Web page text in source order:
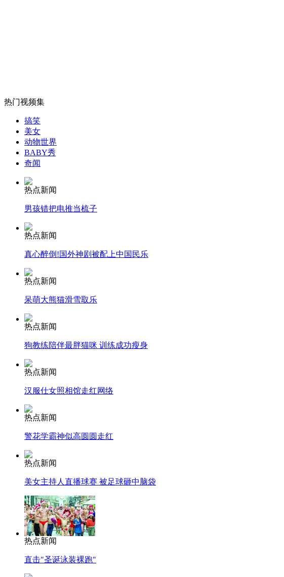
山西运城恶犬咬伤多人 警民合力深夜将其击毙
女孩北京地铁殴打老人 痛下狠手拳打脚踢
无痛分娩是否安全 医生回应
外交部：反对强权政治霸凌主义
外交部：有关国家言论片面不公正
安徽一实载49人客车翻车
走！跟着总书记去植树
消防员救轻生者
纽约上演“枕头大战”
司机酒驾遇交警 急速倒车逃窜
热门视频集
搞笑
美女
动物世界
BABY秀
奇闻
热点新闻
男孩错把电推当梳子
热点新闻
真心醉倒!国外神剧被配上中国民乐
热点新闻
呆萌大熊猫滑雪取乐
热点新闻
狗教练陪伴最胖猫咪 训练成功瘦身
热点新闻
汉服仕女照相馆走红网络
热点新闻
警花学霸神似高圆圆走红
热点新闻
美女主持人直播球赛 被足球砸中脑袋
热点新闻
直击"圣诞泳装裸跑"